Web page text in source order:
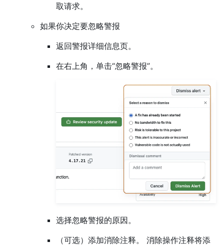
取请求。
如果你决定要忽略警报
返回警报详细信息页。
在右上角，单击“忽略警报”。
选择忽略警报的原因。
（可选）添加消除注释。 消除操作注释将添